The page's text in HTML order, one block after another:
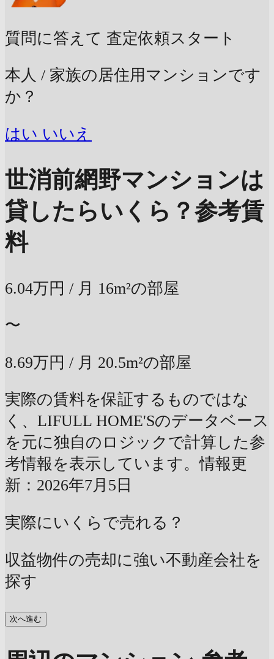
質問に答えて 査定依頼スタート
本人 / 家族の居住用マンションです
か？
はい いいえ
世消前網野マンションは
貸したらいくら？参考賃
料
6.04万円 / 月 16m²の部屋
〜
8.69万円 / 月 20.5m²の部屋
実際の賃料を保証するものではな
く、LIFULL HOME'Sのデータベース
を元に独自のロジックで計算した参
考情報を表示しています。情報更
新：2026年7月5日
実際にいくらで売れる？
収益物件の売却に強い不動産会社を
探す
次へ進む